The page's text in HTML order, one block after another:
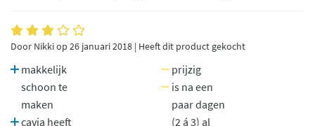
Door Nikki op 26 januari 2018 | Heeft dit product gekocht
makkelijk
schoon te
maken
cavia heeft
prijzig
is na een
paar dagen
(2 á 3) al